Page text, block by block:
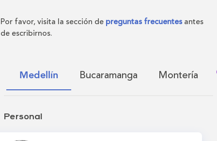
Por favor, visita la sección de preguntas frecuentes antes
de escribirnos.
Medellín Bucaramanga Montería
Personal